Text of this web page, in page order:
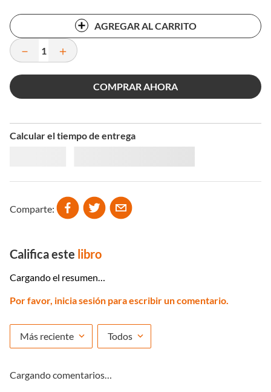
AGREGAR AL CARRITO
＋
－
COMPRAR AHORA
Calcular el tiempo de entrega
Comparte
Califica este libro
Cargando el resumen…
Por favor, inicia sesión para escribir un comentario.
Más reciente Todos
Cargando comentarios…